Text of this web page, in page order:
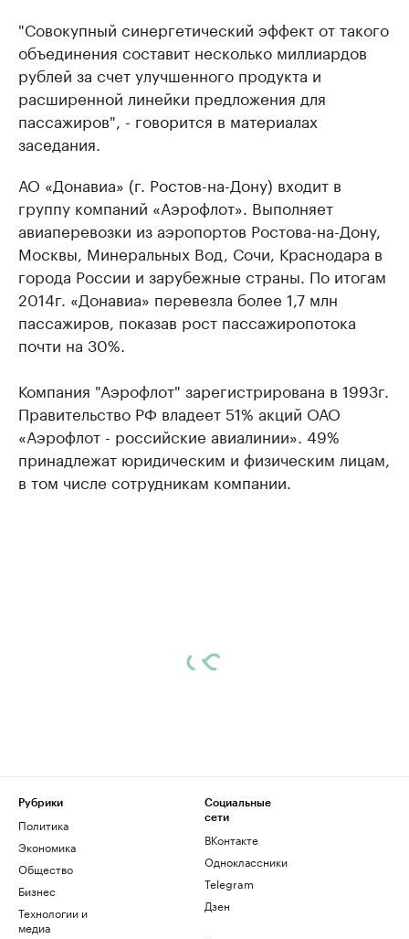
"Совокупный синергетический эффект от такого
объединения составит несколько миллиардов
рублей за счет улучшенного продукта и
расширенной линейки предложения для
пассажиров", - говорится в материалах
заседания.
АО «Донавиа» (г. Ростов-на-Дону) входит в
группу компаний «Аэрофлот». Выполняет
авиаперевозки из аэропортов Ростова-на-Дону,
Москвы, Минеральных Вод, Сочи, Краснодара в
города России и зарубежные страны. По итогам
2014г. «Донавиа» перевезла более 1,7 млн
пассажиров, показав рост пассажиропотока
почти на 30%.
Компания "Аэрофлот" зарегистрирована в 1993г.
Правительство РФ владеет 51% акций ОАО
«Аэрофлот - российские авиалинии». 49%
принадлежат юридическим и физическим лицам,
в том числе сотрудникам компании.
Рубрики
Политика
Экономика
Общество
Бизнес
Технологии и
медиа
Социальные
сети
ВКонтакте
Одноклассники
Telegram
Дзен